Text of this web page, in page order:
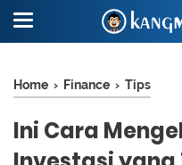
Home › Finance › Tips
Ini Cara